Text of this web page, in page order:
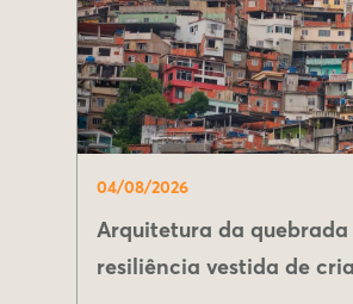
04/08/2026
Arquitetura da quebrada
resiliência vestida de